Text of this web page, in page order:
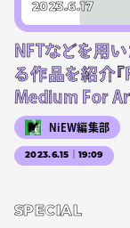
2023.6.17
NFTなどを用
る作品を紹介
Medium For Art
NiEW編集部
2023.6.15｜19:09
SPECIAL